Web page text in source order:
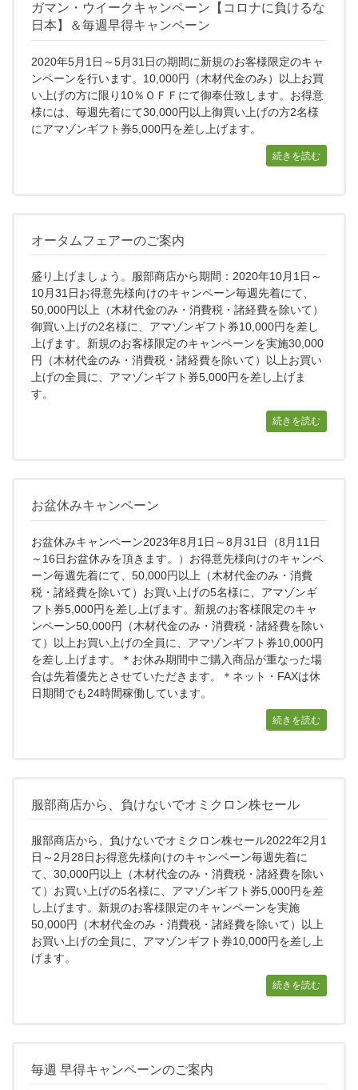
ガマン・ウイークキャンペーン【コロナに負けるな
日本】＆毎週早得キャンペーン
2020年5月1日～5月31日の期間に新規のお客様限定のキャ
ンペーンを行います。10,000円（木材代金のみ）以上お買
い上げの方に限り10％ＯＦＦにて御奉仕致します。お得意
様には、毎週先着にて30,000円以上御買い上げの方2名様
にアマゾンギフト券5,000円を差し上げます。
続きを読む
オータムフェアーのご案内
盛り上げましょう。服部商店から期間：2020年10月1日～
10月31日お得意先様向けのキャンペーン毎週先着にて、
50,000円以上（木材代金のみ・消費税・諸経費を除いて）
御買い上げの2名様に、アマゾンギフト券10,000円を差し
上げます。新規のお客様限定のキャンペーンを実施30,000
円（木材代金のみ・消費税・諸経費を除いて）以上お買い
上げの全員に、アマゾンギフト券5,000円を差し上げま
す。
続きを読む
お盆休みキャンペーン
お盆休みキャンペーン2023年8月1日～8月31日（8月11日
～16日お盆休みを頂きます。）お得意先様向けのキャンペ
ーン毎週先着にて、50,000円以上（木材代金のみ・消費
税・諸経費を除いて）お買い上げの5名様に、アマゾンギ
フト券5,000円を差し上げます。新規のお客様限定のキャ
ンペーン50,000円（木材代金のみ・消費税・諸経費を除い
て）以上お買い上げの全員に、アマゾンギフト券10,000円
を差し上げます。＊お休み期間中ご購入商品が重なった場
合は先着優先とさせていただきます。＊ネット・FAXは休
日期間でも24時間稼働しています。
続きを読む
服部商店から、負けないでオミクロン株セール
服部商店から、負けないでオミクロン株セール2022年2月1
日～2月28日お得意先様向けのキャンペーン毎週先着に
て、30,000円以上（木材代金のみ・消費税・諸経費を除い
て）お買い上げの5名様に、アマゾンギフト券5,000円を差
し上げます。新規のお客様限定のキャンペーンを実施
50,000円（木材代金のみ・消費税・諸経費を除いて）以上
お買い上げの全員に、アマゾンギフト券10,000円を差し上
げます。
続きを読む
毎週 早得キャンペーンのご案内